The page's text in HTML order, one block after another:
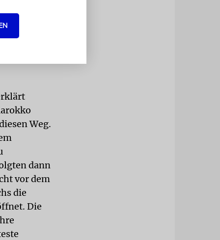
Beaujons
zum
Weg.
dann
vor dem
die
Die